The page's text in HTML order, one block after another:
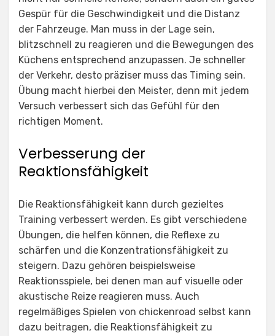
Gespür für die Geschwindigkeit und die Distanz
der Fahrzeuge. Man muss in der Lage sein,
blitzschnell zu reagieren und die Bewegungen des
Küchens entsprechend anzupassen. Je schneller
der Verkehr, desto präziser muss das Timing sein.
Übung macht hierbei den Meister, denn mit jedem
Versuch verbessert sich das Gefühl für den
richtigen Moment.
Verbesserung der
Reaktionsfähigkeit
Die Reaktionsfähigkeit kann durch gezieltes
Training verbessert werden. Es gibt verschiedene
Übungen, die helfen können, die Reflexe zu
schärfen und die Konzentrationsfähigkeit zu
steigern. Dazu gehören beispielsweise
Reaktionsspiele, bei denen man auf visuelle oder
akustische Reize reagieren muss. Auch
regelmäßiges Spielen von chickenroad selbst kann
dazu beitragen, die Reaktionsfähigkeit zu